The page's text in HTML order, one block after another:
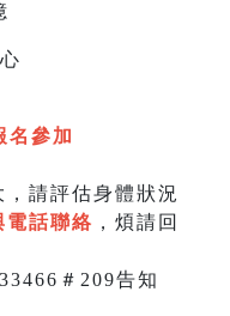
名參加
請評估身體狀況
話聯絡 ，煩請回
＃209告知